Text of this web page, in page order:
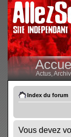
Actus,
Index du forum
Vous devez